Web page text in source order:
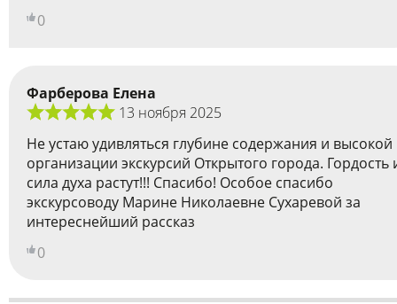
0
Фарберова Елена
13 ноября 2025
Не устаю удивляться глубине содержания и высокой
организации экскурсий Открытого города. Гордость
сила духа растут!!! Спасибо! Особое спасибо
экскурсоводу Марине Николаевне Сухаревой за
интереснейший рассказ
0